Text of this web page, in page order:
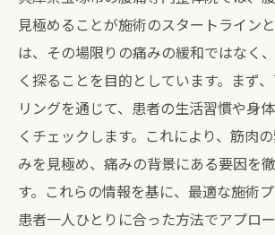
見極めることが施術のスタートライン
は、その場限りの痛みの緩和ではなく
く探ることを目的としています。まず
リングを通じて、患者の生活習慣や身
くチェックします。これにより、筋肉
みを見極め、痛みの背景にある要因を
す。これらの情報を基に、最適な施術プ
患者一人ひとりに合った方法でアプロ